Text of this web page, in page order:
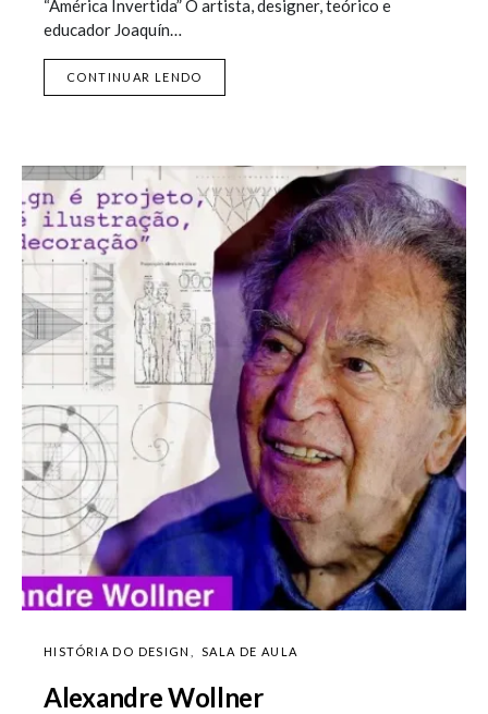
“América Invertida” O artista, designer, teórico e
educador Joaquín…
CONTINUAR LENDO
HISTÓRIA DO DESIGN SALA DE AULA
Alexandre Wollner